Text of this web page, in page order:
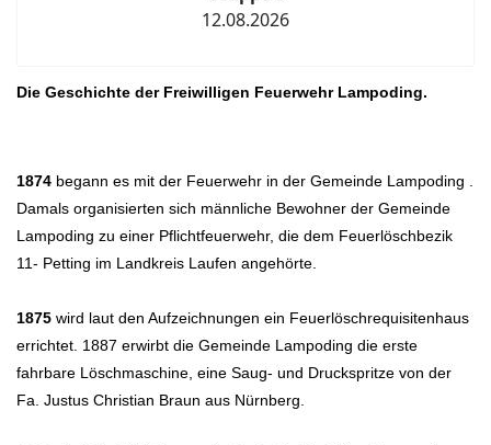
12.08.2026
Die Geschichte der Freiwilligen Feuerwehr Lampoding.
1874 begann es mit der Feuerwehr in der Gemeinde Lampoding .
Damals organisierten sich männliche Bewohner der Gemeinde
Lampoding zu einer Pflichtfeuerwehr, die dem Feuerlöschbezik
11- Petting im Landkreis Laufen angehörte.
1875 wird laut den Aufzeichnungen ein Feuerlöschrequisitenhaus
errichtet. 1887 erwirbt die Gemeinde Lampoding die erste
fahrbare Löschmaschine, eine Saug- und Druckspritze von der
Fa. Justus Christian Braun aus Nürnberg.